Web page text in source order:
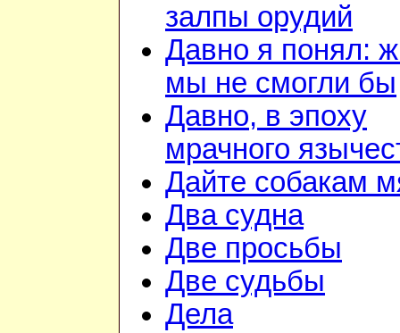
залпы орудий
Давно я понял:
мы не смогли бы
Давно, в эпоху
мрачного
Дайте собакам
Два судна
Две просьбы
Две судьбы
Дела